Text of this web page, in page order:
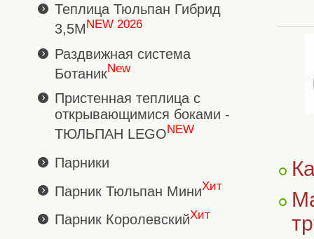
Теплица Тюльпан Гибрид
3,5МNEW 2026
Раздвижная система
БотаникNew
Пристенная теплица с
открывающимися боками -
ТЮЛЬПАН LEGONEW
Парники
Парник Тюльпан МиниХит
Парник КоролевскийХит